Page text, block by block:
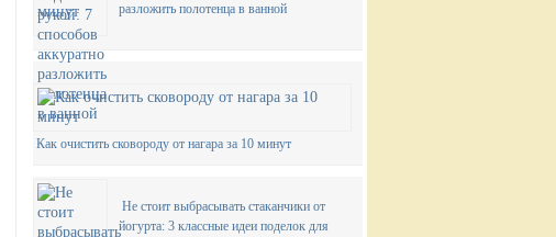
разложить полотенца в ванной
Как очистить сковороду от нагара за 10 минут
Не стоит выбрасывать стаканчики от
йогурта: 3 классные идеи поделок для